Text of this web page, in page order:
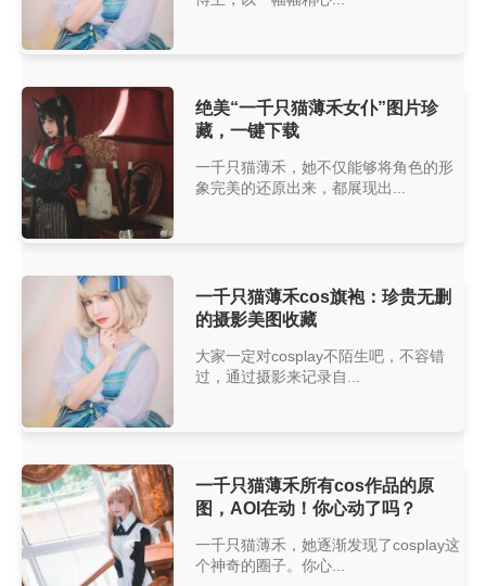
绝美“一千只猫薄禾女仆”图片珍
藏，一键下载
一千只猫薄禾，她不仅能够将角色的形
象完美的还原出来，都展现出...
一千只猫薄禾cos旗袍：珍贵无删
的摄影美图收藏
大家一定对cosplay不陌生吧，不容错
过，通过摄影来记录自...
一千只猫薄禾所有cos作品的原
图，AOI在动！你心动了吗？
一千只猫薄禾，她逐渐发现了cosplay这
个神奇的圈子。你心...